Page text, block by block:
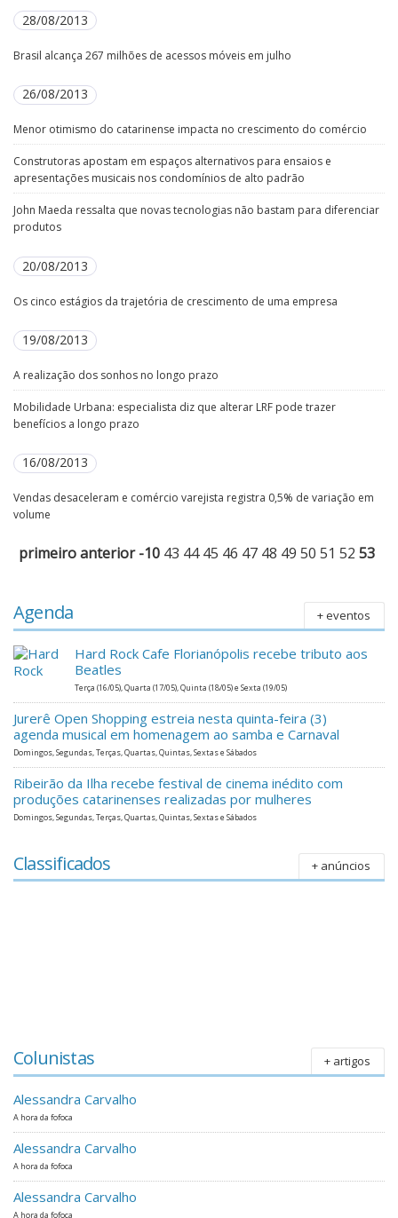
28/08/2013
Brasil alcança 267 milhões de acessos móveis em julho
26/08/2013
Menor otimismo do catarinense impacta no crescimento do comércio
Construtoras apostam em espaços alternativos para ensaios e
apresentações musicais nos condomínios de alto padrão
John Maeda ressalta que novas tecnologias não bastam para diferenciar
produtos
20/08/2013
Os cinco estágios da trajetória de crescimento de uma empresa
19/08/2013
A realização dos sonhos no longo prazo
Mobilidade Urbana: especialista diz que alterar LRF pode trazer
benefícios a longo prazo
16/08/2013
Vendas desaceleram e comércio varejista registra 0,5% de variação em
volume
primeiroanterior -10 43 44 45 46 47 48 49 50 51 52 53
Agenda + eventos
Hard Rock Cafe Florianópolis recebe tributo aos
Beatles
Terça (16/05), Quarta (17/05), Quinta (18/05) e Sexta (19/05)
Jurerê Open Shopping estreia nesta quinta-feira (3)
agenda musical em homenagem ao samba e Carnaval
Domingos, Segundas, Terças, Quartas, Quintas, Sextas e Sábados
Ribeirão da Ilha recebe festival de cinema inédito com
produções catarinenses realizadas por mulheres
Domingos, Segundas, Terças, Quartas, Quintas, Sextas e Sábados
Classificados + anúncios
Colunistas + artigos
Alessandra Carvalho
A hora da fofoca
Alessandra Carvalho
A hora da fofoca
Alessandra Carvalho
A hora da fofoca